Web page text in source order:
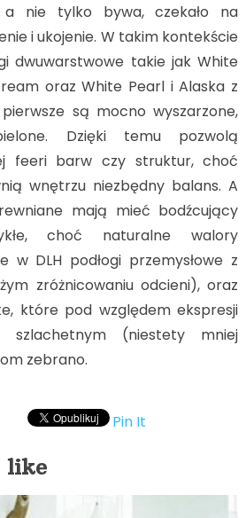
a nie tylko bywa, czekało na
i ukojenie. W takim kontekście
dwuwarstwowe takie jak White
oraz White Pearl i Alaska z
są mocno wyszarzone,
Dzięki temu pozwolą
feeri barw czy struktur, choć
wnętrzu niezbędny balans. A
mają mieć bodźcujący
choć naturalne walory
w DLH podłogi przemysłowe z
zróżnicowaniu odcieni), oraz
które pod względem ekspresji
szlachetnym (niestety mniej
zebrano.
Pin It
like